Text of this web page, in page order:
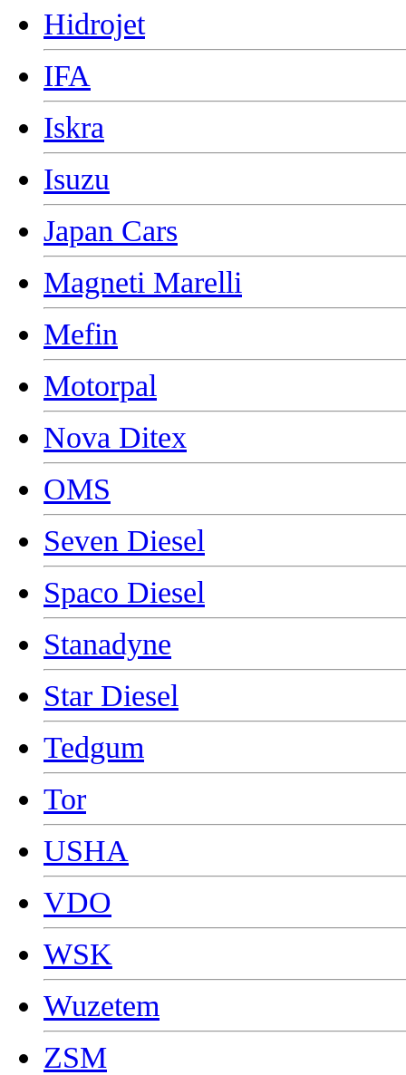
Hidrojet
IFA
Iskra
Isuzu
Japan Cars
Magneti Marelli
Mefin
Motorpal
Nova Ditex
OMS
Seven Diesel
Spaco Diesel
Stanadyne
Star Diesel
Tedgum
Tor
USHA
VDO
WSK
Wuzetem
ZSM